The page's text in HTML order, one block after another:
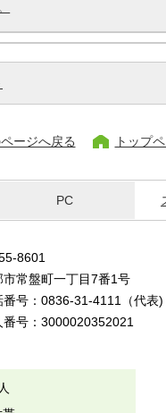
ージへ戻る トップ
PC
8601
市常盤町一丁目7番1号
番号：0836-31-4111（代
番号：3000020352021